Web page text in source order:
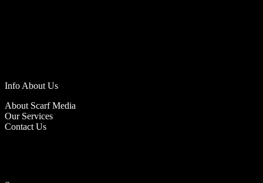
Info About Us
About Scarf Media
Our Services
Contact Us